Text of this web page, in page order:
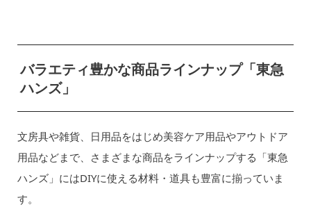
バラエティ豊かな商品ラインナップ「東急
ハンズ」
文房具や雑貨、日用品をはじめ美容ケア用品やアウトドア
用品などまで、さまざまな商品をラインナップする「東急
ハンズ」にはDIYに使える材料・道具も豊富に揃っていま
す。